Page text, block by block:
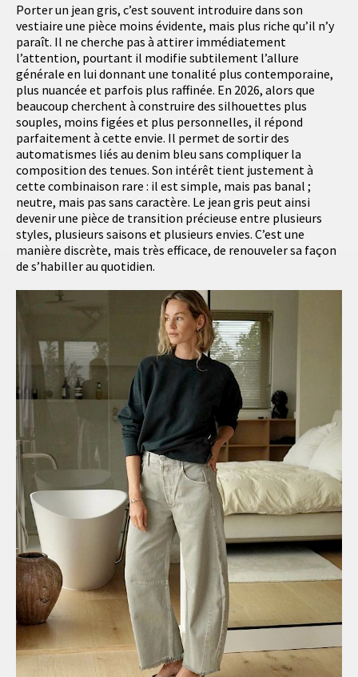
Porter un jean gris, c’est souvent introduire dans son
vestiaire une pièce moins évidente, mais plus riche qu’il n’y
paraît. Il ne cherche pas à attirer immédiatement
l’attention, pourtant il modifie subtilement l’allure
générale en lui donnant une tonalité plus contemporaine,
plus nuancée et parfois plus raffinée. En 2026, alors que
beaucoup cherchent à construire des silhouettes plus
souples, moins figées et plus personnelles, il répond
parfaitement à cette envie. Il permet de sortir des
automatismes liés au denim bleu sans compliquer la
composition des tenues. Son intérêt tient justement à
cette combinaison rare : il est simple, mais pas banal ;
neutre, mais pas sans caractère. Le jean gris peut ainsi
devenir une pièce de transition précieuse entre plusieurs
styles, plusieurs saisons et plusieurs envies. C’est une
manière discrète, mais très efficace, de renouveler sa façon
de s’habiller au quotidien.